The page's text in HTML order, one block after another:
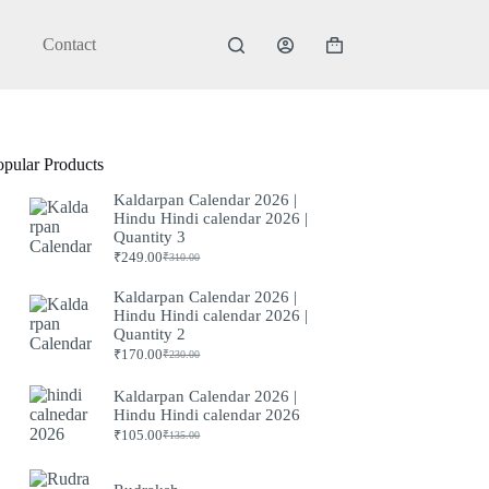
Contact
Shopping
Products
Kaldarpan Calendar 2026 |
Hindu Hindi calendar 2026 |
Quantity 3
₹310.00
Original
was:
₹310.00.
₹249.00Current
is:
₹249.00.
Kaldarpan Calendar 2026 |
Hindu Hindi calendar 2026 |
Quantity 2
₹230.00
Original
was:
₹230.00.
₹170.00Current
is:
₹170.00.
Kaldarpan Calendar 2026 |
Hindu Hindi calendar 2026
₹135.00
Original
₹105.00Current